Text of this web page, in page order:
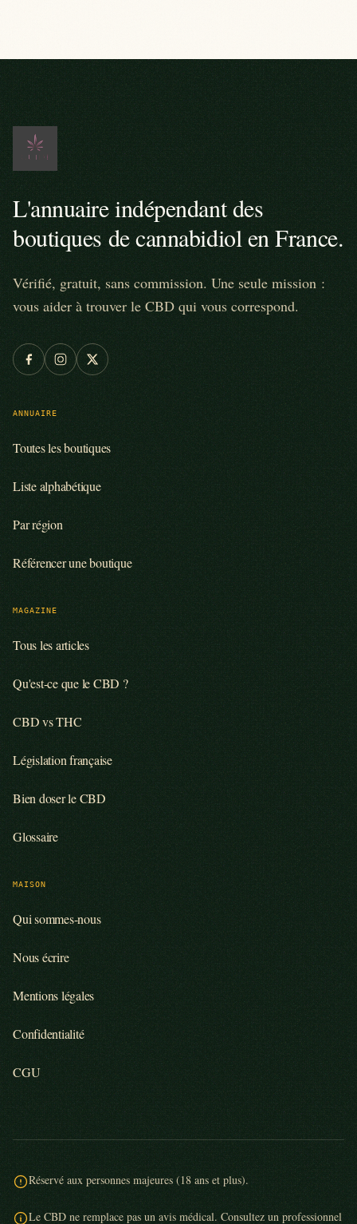
L'annuaire indépendant des
boutiques de cannabidiol en France.
Vérifié, gratuit, sans commission. Une seule mission :
vous aider à trouver le CBD qui vous correspond.
ANNUAIRE
Toutes les boutiques
Liste alphabétique
Par région
Référencer une boutique
MAGAZINE
Tous les articles
Qu'est-ce que le CBD ?
CBD vs THC
Législation française
Bien doser le CBD
Glossaire
MAISON
Qui sommes-nous
Nous écrire
Mentions légales
Confidentialité
CGU
Réservé aux personnes majeures (18 ans et plus).
Le CBD ne remplace pas un avis médical. Consultez un professionnel